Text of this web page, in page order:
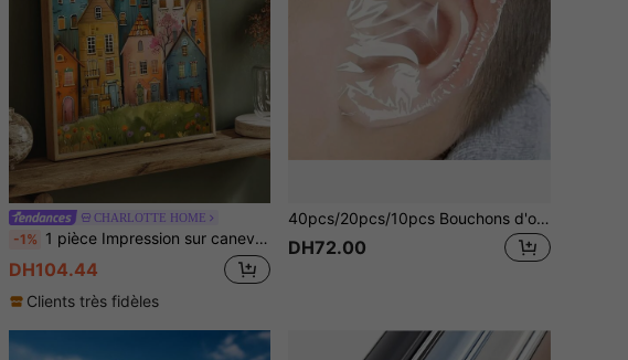
CHARLOTTE HOME
-1% 1 pièce Impression sur canevas champêtre fantaisiste - Illustration charmante et colorée de maison, décoration murale pour la maison et la chambre à coucher, peinture sur canevas sans cadre
DH104.44
Clients très fidèles
40pcs/20pcs/10pcs Bouchons d'oreilles en plastique imperméables, Bouchons d'oreilles imperméables pour la natation, la coiffure, la coloration des cheveux, la cuisson des cheveux, les cache-oreilles à l'huile, la douche, le lavage des cheveux et la protection des oreilles
DH72.00